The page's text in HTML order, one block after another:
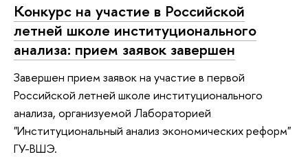
Конкурс на участие в Российской
летней школе институционального
анализа: прием заявок завершен
Завершен прием заявок на участие в первой
Российской летней школе институционального
анализа, организуемой Лабораторией
"Институциональный анализ экономических реформ"
ГУ-ВШЭ.